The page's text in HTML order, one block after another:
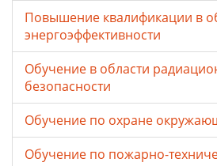
Повышение квалификации в
энергоэффективности
Обучение в области
безопасности
Обучение по охране
Обучение по пожарно-